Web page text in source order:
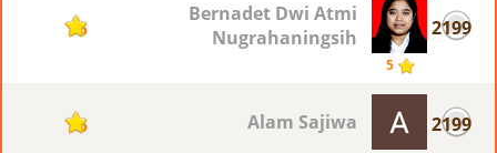
2199
5
Bernadet Dwi Atmi
Nugrahaningsih
5
2199
Alam Sajiwa
5